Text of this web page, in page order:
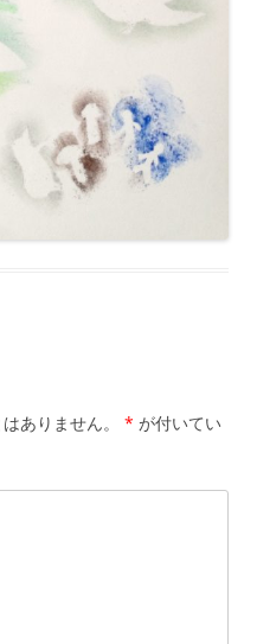
ありません。 * が付いてい